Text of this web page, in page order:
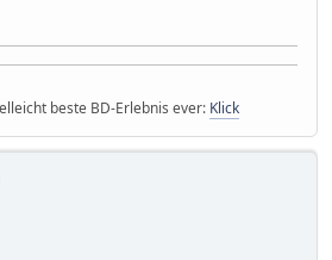
beste BD-Erlebnis ever: Klick